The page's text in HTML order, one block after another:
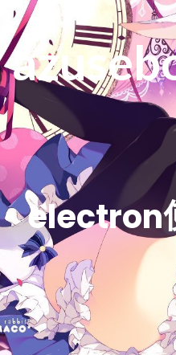
electron